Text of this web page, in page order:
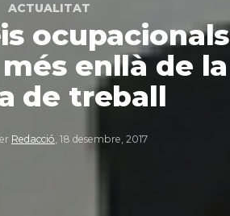
ACTUALITAT
ocupacionals
més enllà de la
de treball
Redacció 18 desembre, 2017